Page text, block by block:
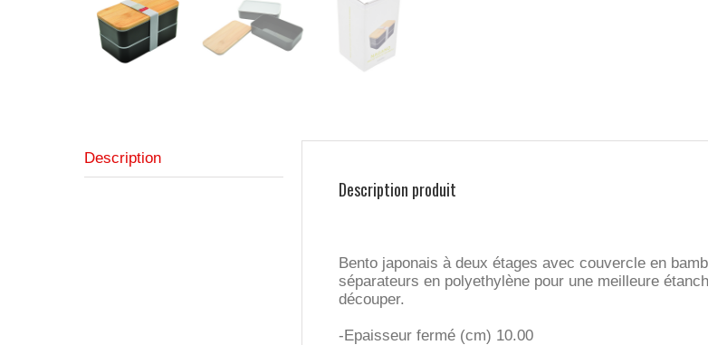
Description
Description produit
Bento japonais à deux étages avec couvercle en
séparateurs en polyethylène pour une meilleure
découper.
-Epaisseur fermé (cm) 10.00